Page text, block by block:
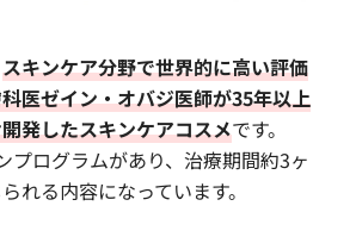
スキンケア分野で世界的に高い評価
医ゼイン・オバジ医師が35年以上
発したスキンケアコスメです。
プログラムがあり、治療期間約3ヶ
れる内容になっています。